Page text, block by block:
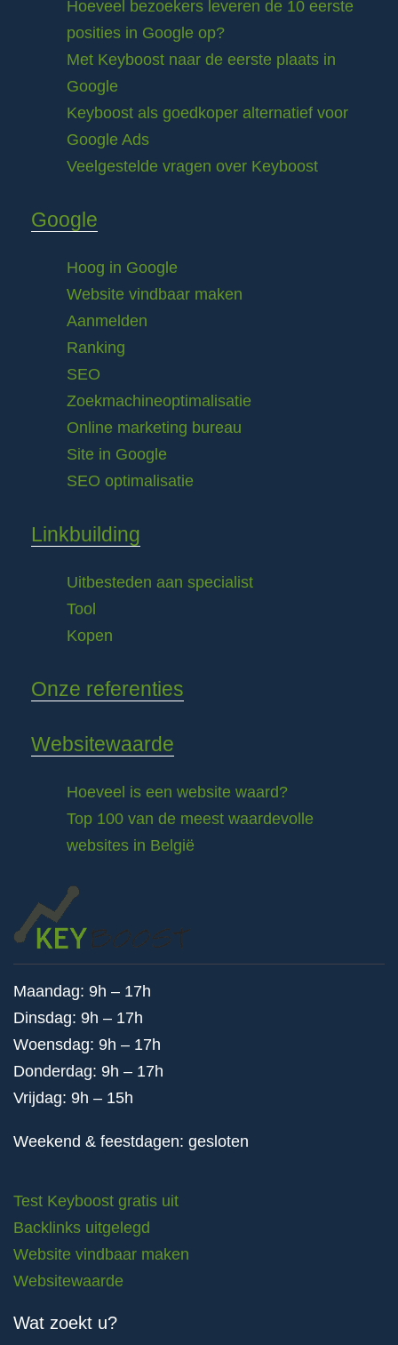
Hoeveel bezoekers leveren de 10 eerste
posities in Google op?
Met Keyboost naar de eerste plaats in
Google
Keyboost als goedkoper alternatief voor
Google Ads
Veelgestelde vragen over Keyboost
Google
Hoog in Google
Website vindbaar maken
Aanmelden
Ranking
SEO
Zoekmachineoptimalisatie
Online marketing bureau
Site in Google
SEO optimalisatie
Linkbuilding
Uitbesteden aan specialist
Tool
Kopen
Onze referenties
Websitewaarde
Hoeveel is een website waard?
Top 100 van de meest waardevolle
websites in België
Maandag: 9h – 17h
Dinsdag: 9h – 17h
Woensdag: 9h – 17h
Donderdag: 9h – 17h
Vrijdag: 9h – 15h
Weekend & feestdagen: gesloten
Test Keyboost gratis uit
Backlinks uitgelegd
Website vindbaar maken
Websitewaarde
Wat zoekt u?